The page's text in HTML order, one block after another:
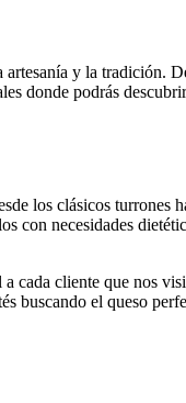
y la tradición.
donde podrás
los clásicos turrones
con necesidades
cada cliente que nos
buscando el queso